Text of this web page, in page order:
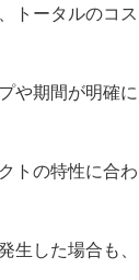
トータルのコス
や期間が明確に
トの特性に合わ
生した場合も、